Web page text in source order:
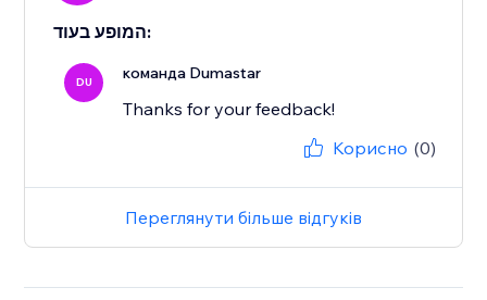
המופע בעוד:
DU команда Dumastar
Thanks for your feedback!
Корисно (0)
Переглянути більше відгуків